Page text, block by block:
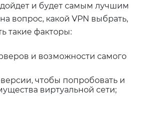
и будет самым лучшим
вопрос, какой VPN выбрать,
такие факторы:
и возможности самого
чтобы попробовать и
виртуальной сети;